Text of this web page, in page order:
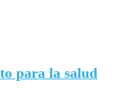
para la salud